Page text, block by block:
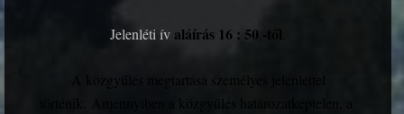
Jelenléti ív aláírás 16 : 50 -től
A közgyűlés megtartása személyes jelenléttel
történik. Amennyiben a közgyűlés határozatképtelen, a